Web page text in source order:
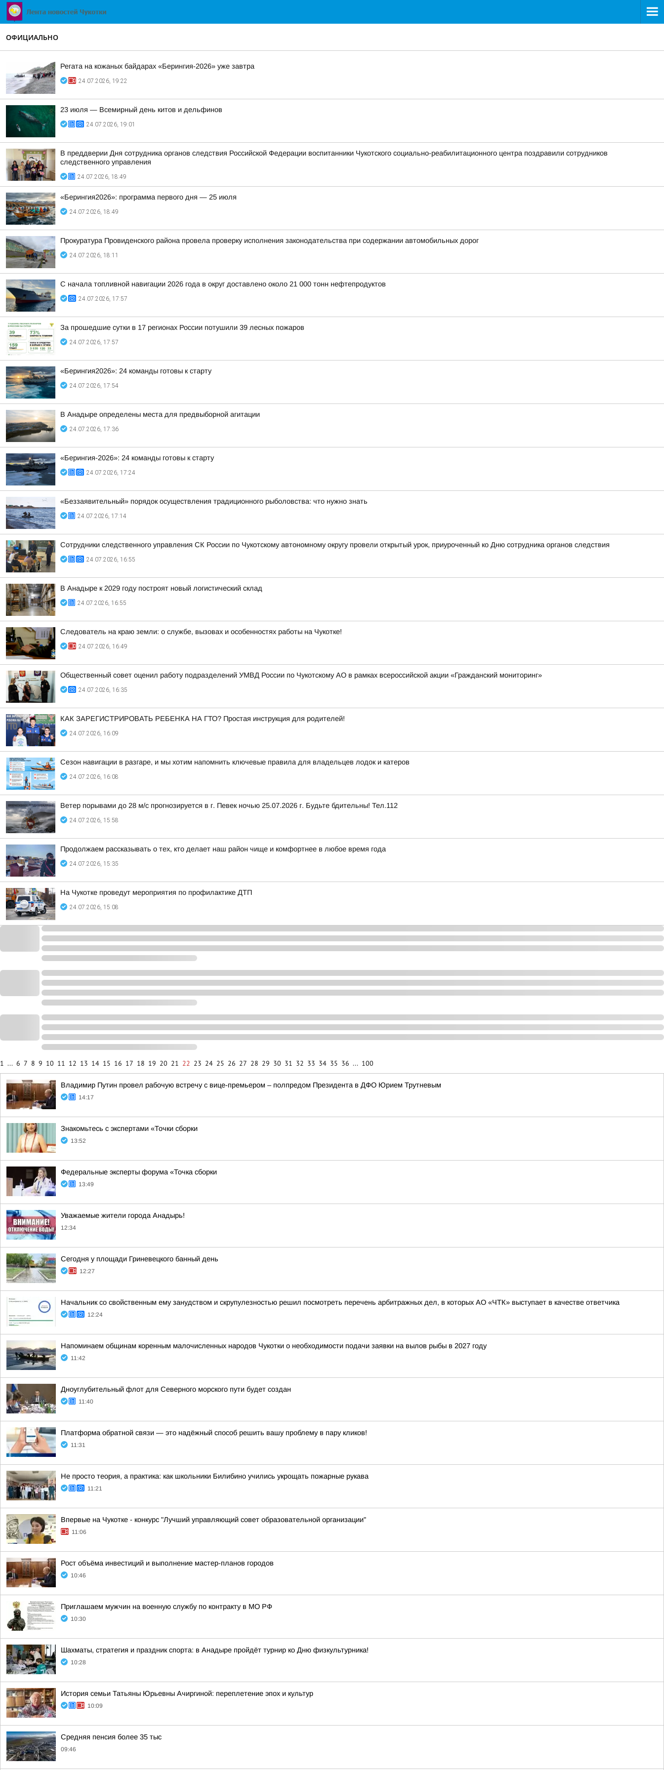
ОФИЦИАЛЬНО
Регата на кожаных байдарах «Берингия-2026» уже завтра
24.07.2026, 19:22
23 июля — Всемирный день китов и дельфинов
24.07.2026, 19:01
В преддверии Дня сотрудника органов следствия Российской Федерации воспитанники Чукотского социально-реабилитационного центра поздравили сотрудников
следственного управления
24.07.2026, 18:49
«Берингия2026»: программа первого дня — 25 июля
24.07.2026, 18:49
Прокуратура Провиденского района провела проверку исполнения законодательства при содержании автомобильных дорог
24.07.2026, 18:11
С начала топливной навигации 2026 года в округ доставлено около 21 000 тонн нефтепродуктов
24.07.2026, 17:57
За прошедшие сутки в 17 регионах России потушили 39 лесных пожаров
24.07.2026, 17:57
«Берингия2026»: 24 команды готовы к старту
24.07.2026, 17:54
В Анадыре определены места для предвыборной агитации
24.07.2026, 17:36
«Берингия-2026»: 24 команды готовы к старту
24.07.2026, 17:24
«Беззаявительный» порядок осуществления традиционного рыболовства: что нужно знать
24.07.2026, 17:14
Сотрудники следственного управления СК России по Чукотскому автономному округу провели открытый урок, приуроченный ко Дню сотрудника органов следствия
24.07.2026, 16:55
В Анадыре к 2029 году построят новый логистический склад
24.07.2026, 16:55
Следователь на краю земли: о службе, вызовах и особенностях работы на Чукотке!
24.07.2026, 16:49
Общественный совет оценил работу подразделений УМВД России по Чукотскому АО в рамках всероссийской акции «Гражданский мониторинг»
24.07.2026, 16:35
КАК ЗАРЕГИСТРИРОВАТЬ РЕБЕНКА НА ГТО? Простая инструкция для родителей!
24.07.2026, 16:09
Сезон навигации в разгаре, и мы хотим напомнить ключевые правила для владельцев лодок и катеров
24.07.2026, 16:08
Ветер порывами до 28 м/с прогнозируется в г. Певек ночью 25.07.2026 г. Будьте бдительны! Тел.112
24.07.2026, 15:58
Продолжаем рассказывать о тех, кто делает наш район чище и комфортнее в любое время года
24.07.2026, 15:35
На Чукотке проведут мероприятия по профилактике ДТП
24.07.2026, 15:08
1 ... 6 7 8 9 10 11 12 13 14 15 16 17 18 19 20 21 22 23 24 25 26 27 28 29 30 31 32 33 34 35 36 ... 100
Владимир Путин провел рабочую встречу с вице-премьером – полпредом Президента в ДФО Юрием Трутневым
14:17
Знакомьтесь с экспертами «Точки сборки
13:52
Федеральные эксперты форума «Точка сборки
13:49
Уважаемые жители города Анадырь!
12:34
Сегодня у площади Гриневецкого банный день
12:27
Начальник со свойственным ему занудством и скрупулезностью решил посмотреть перечень арбитражных дел, в которых АО «ЧТК» выступает в качестве ответчика
12:24
Напоминаем общинам коренным малочисленных народов Чукотки о необходимости подачи заявки на вылов рыбы в 2027 году
11:42
Дноуглубительный флот для Северного морского пути будет создан
11:40
Платформа обратной связи — это надёжный способ решить вашу проблему в пару кликов!
11:31
Не просто теория, а практика: как школьники Билибино учились укрощать пожарные рукава
11:21
Впервые на Чукотке - конкурс "Лучший управляющий совет образовательной организации"
11:06
Рост объёма инвестиций и выполнение мастер-планов городов
10:46
Приглашаем мужчин на военную службу по контракту в МО РФ
10:30
Шахматы, стратегия и праздник спорта: в Анадыре пройдёт турнир ко Дню физкультурника!
10:28
История семьи Татьяны Юрьевны Ачиргиной: переплетение эпох и культур
10:09
Средняя пенсия более 35 тыс
09:46